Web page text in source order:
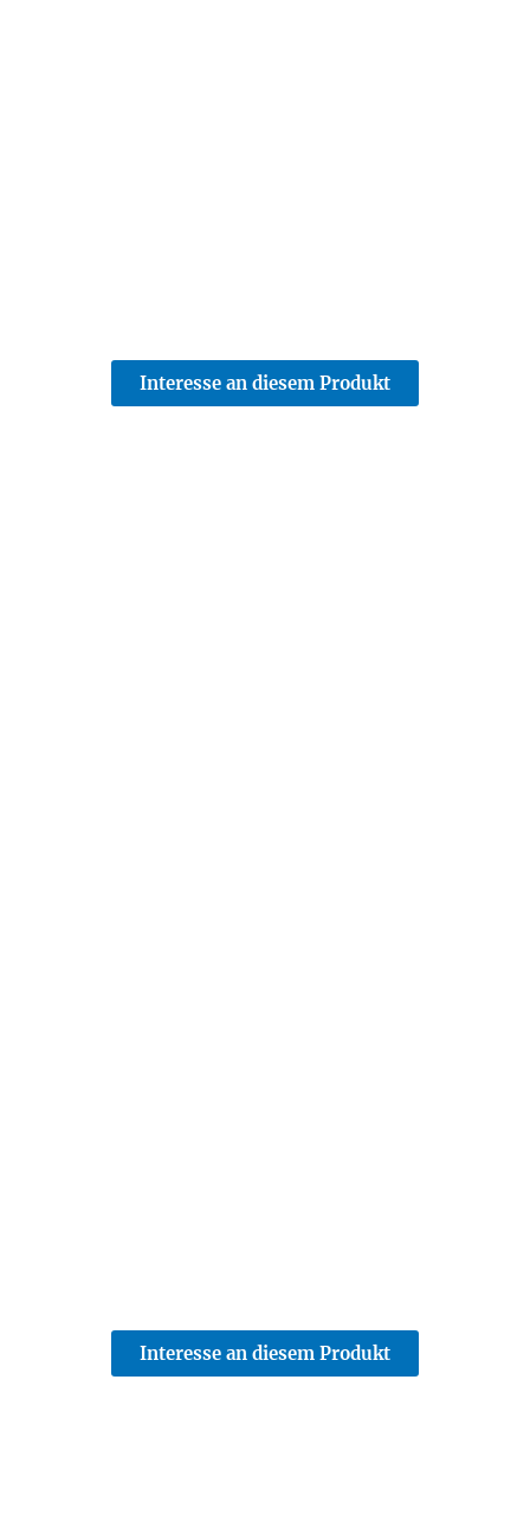
Interesse an diesem Produkt
Interesse an diesem Produkt